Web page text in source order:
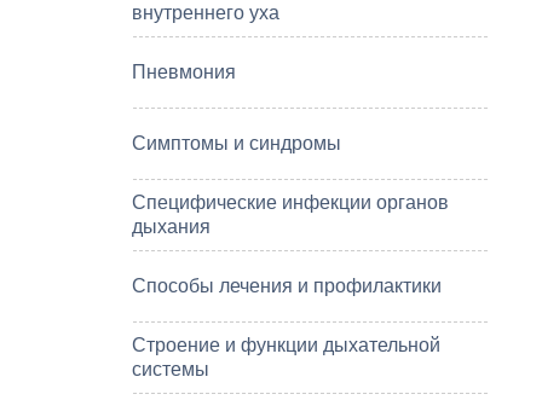
внутреннего уха
Пневмония
Симптомы и синдромы
Специфические инфекции органов
дыхания
Способы лечения и профилактики
Строение и функции дыхательной
системы